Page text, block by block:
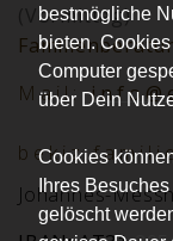
bestmögliche
bieten.
Computer
über Dein
Cookies
Ihres
gelöscht
(Vormittag)
Mail:
Johannes-